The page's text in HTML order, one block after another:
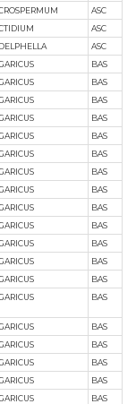
ASC
ASC
ASC
BAS
BAS
BAS
BAS
BAS
BAS
BAS
BAS
BAS
BAS
BAS
BAS
BAS
BAS
BAS
BAS
BAS
BAS
BAS